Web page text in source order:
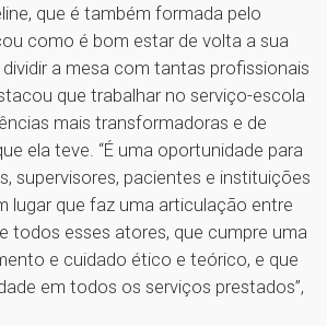
que é também formada pelo
como é bom estar de volta a sua
a mesa com tantas profissionais
que trabalhar no serviço-escola
mais transformadoras e de
ela teve. “É uma oportunidade para
supervisores, pacientes e instituições
lugar que faz uma articulação entre
todos esses atores, que cumpre uma
e cuidado ético e teórico, e que
em todos os serviços prestados”,